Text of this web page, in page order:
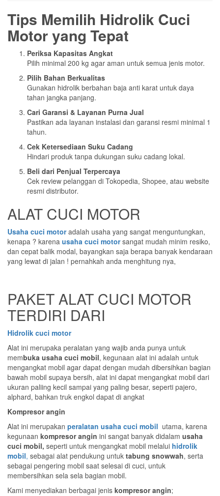
Tips Memilih Hidrolik Cuci
Motor yang Tepat
Periksa Kapasitas Angkat
Pilih minimal 200 kg agar aman untuk semua jenis motor.
Pilih Bahan Berkualitas
Gunakan hidrolik berbahan baja anti karat untuk daya
tahan jangka panjang.
Cari Garansi & Layanan Purna Jual
Pastikan ada layanan instalasi dan garansi resmi minimal 1
tahun.
Cek Ketersediaan Suku Cadang
Hindari produk tanpa dukungan suku cadang lokal.
Beli dari Penjual Terpercaya
Cek review pelanggan di Tokopedia, Shopee, atau website
resmi distributor.
ALAT CUCI MOTOR
Usaha cuci motoradalah usaha yang sangat menguntungkan,
kenapa ? karena usaha cuci motorsangat mudah minim resiko,
dan cepat balik modal, bayangkan saja berapa banyak kendaraan
yang lewat di jalan ! pernahkah anda menghitung nya,
PAKET ALAT CUCI MOTOR
TERDIRI DARI
Hidrolik cuci motor
Alat ini merupaka peralatan yang wajib anda punya untuk
membuka usaha cuci mobil, kegunaan alat ini adalah untuk
mengangkat mobil agar dapat dengan mudah dibersihkan bagian
bawah mobil supaya bersih, alat ini dapat mengangkat mobil dari
ukuran paliing kecil sampai yang paling besar, seperti pajero,
alphard, bahkan truk engkol dapat di angkat
Kompresor angin
Alat ini merupakan peralatan usaha cuci mobil utama, karena
kegunaan kompresor angin ini sangat banyak didalam usaha
cuci mobil, seperti untuk mengangkat mobil melalui hidrolik
mobil, sebagai alat pendukung untuk tabung snowwah, serta
sebagai pengering mobil saat selesai di cuci, untuk
membersihkan sela sela bagian mobil.
Kami menyediakan berbagai jenis kompresor angin;